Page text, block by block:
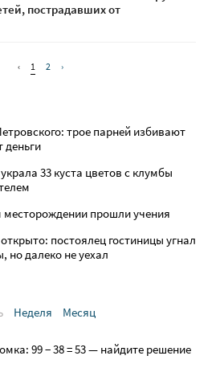
пострадавших от
‹ 1 2 ›
трое парней избивают
деньги
33 куста цветов с клумбы
прошли учения
постоялец гостиницы угнал
но далеко не уехал
Неделя Месяц
99 − 38 = 53 — найдите решение